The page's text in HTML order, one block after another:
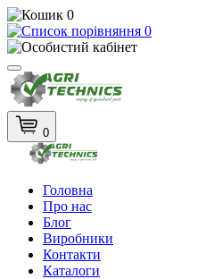
0
0
0
Головна
Про нас
Блог
Виробники
Контакти
Каталоги